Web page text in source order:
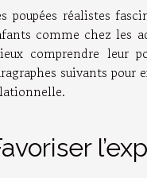
poupées réalistes
comme chez les
comprendre leur
suivants